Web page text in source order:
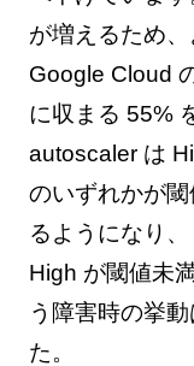
が増えるため、
Google Cloud
に収まる 55%
autoscaler は
のいずれかが
るようになり
High が閾値未
う障害時の挙
た。